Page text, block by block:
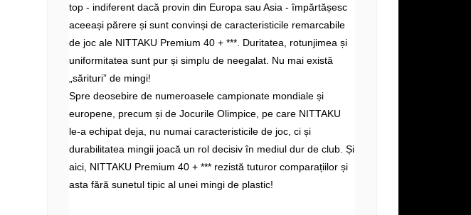
top - indiferent dacă provin din Europa sau Asia - împărtășesc
aceeași părere și sunt convinși de caracteristicile remarcabile
de joc ale NITTAKU Premium 40 + ***. Duritatea, rotunjimea și
uniformitatea sunt pur și simplu de neegalat. Nu mai există
„sărituri” de mingi!
Spre deosebire de numeroasele campionate mondiale și
europene, precum și de Jocurile Olimpice, pe care NITTAKU
le-a echipat deja, nu numai caracteristicile de joc, ci și
durabilitatea mingii joacă un rol decisiv în mediul dur de club. Și
aici, NITTAKU Premium 40 + *** rezistă tuturor comparațiilor și
asta fără sunetul tipic al unei mingi de plastic!